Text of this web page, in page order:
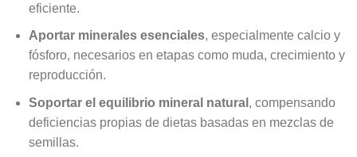
eficiente.
Aportar minerales esenciales, especialmente calcio y
fósforo, necesarios en etapas como muda, crecimiento y
reproducción.
Soportar el equilibrio mineral natural , compensando
deficiencias propias de dietas basadas en mezclas de
semillas.